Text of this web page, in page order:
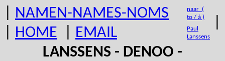
NAMEN-NAMES-NOMS
HOME EMAIL
naar (
to / à )
Paul
Lanssens
LANSSENS - DENOO -